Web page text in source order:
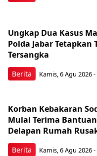
Berita
Ungkap Dua Kasus
Polda Jabar Tetapkan
Tersangka
Kamis, 6 Agu 2026 -
Berita
Korban Kebakaran
Mulai Terima
Delapan Rumah
Kamis, 6 Agu 2026 -